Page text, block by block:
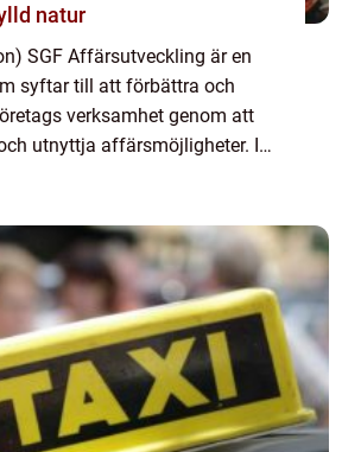
natur
SGF Affärsutveckling är en
syftar till att förbättra och
verksamhet genom att
utnyttja affärsmöjligheter. I